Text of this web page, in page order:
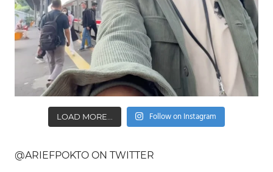
LOAD MORE... Follow on Instagram
@ARIEFPOKTO ON TWITTER